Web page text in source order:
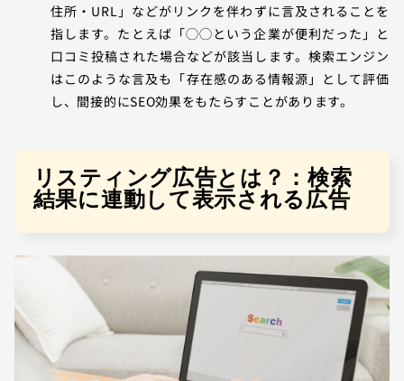
住所・URL」などがリンクを伴わずに言及されることを
指します。たとえば「◯◯という企業が便利だった」と
口コミ投稿された場合などが該当します。検索エンジン
はこのような言及も「存在感のある情報源」として評価
し、間接的にSEO効果をもたらすことがあります。
リスティング広告とは？：検索
結果に連動して表示される広告